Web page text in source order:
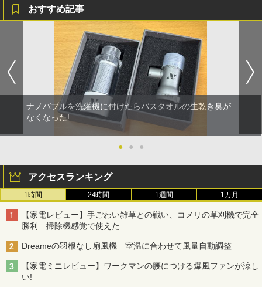
おすすめ記事
ナノバブルを洗濯機に付けたらバスタオルの生乾き臭が
なくなった!
● ● ●
アクセスランキング
1時間 24時間 1週間 1カ月
【家電レビュー】手ごわい雑草との戦い、コメリの草刈機で完全
勝利 掃除機感覚で使えた
Dreameの羽根なし扇風機 室温に合わせて風量自動調整
【家電ミニレビュー】ワークマンの腰につける爆風ファンが涼し
い!